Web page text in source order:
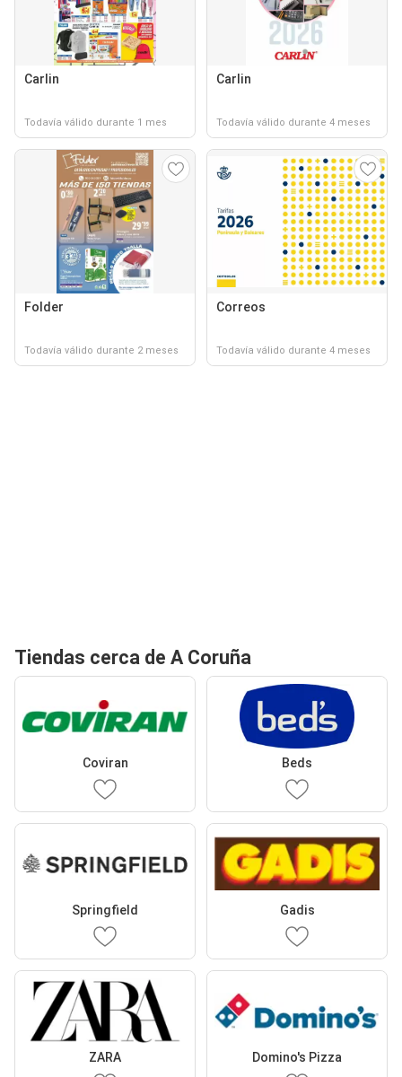
Carlin
Todavía válido durante 1 mes
Carlin
Todavía válido durante 4 meses
Folder
Todavía válido durante 2 meses
Correos
Todavía válido durante 4 meses
Tiendas cerca de A Coruña
Coviran Beds
Springfield Gadis
ZARA Domino's Pizza